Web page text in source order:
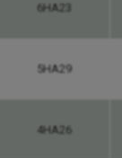
6HA23
5HA29
4HA26